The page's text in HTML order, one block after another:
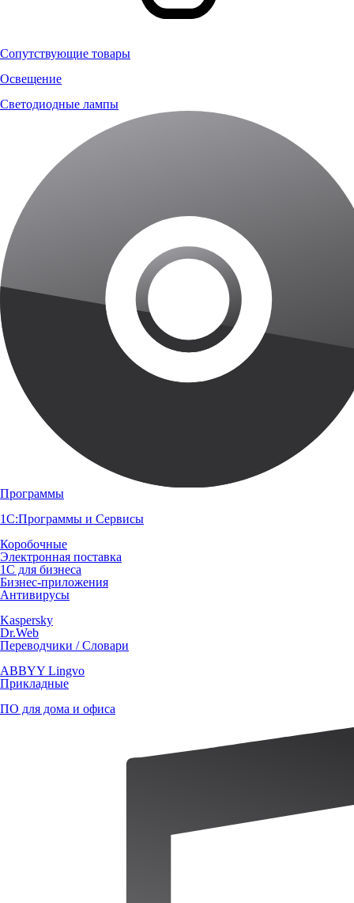
Сопутствующие товары
Освещение
Светодиодные лампы
Программы
1С:Программы и Сервисы
Коробочные
Электронная поставка
1С для бизнеса
Бизнес-приложения
Антивирусы
Kaspersky
Dr.Web
Переводчики / Словари
ABBYY Lingvo
Прикладные
ПО для дома и офиса